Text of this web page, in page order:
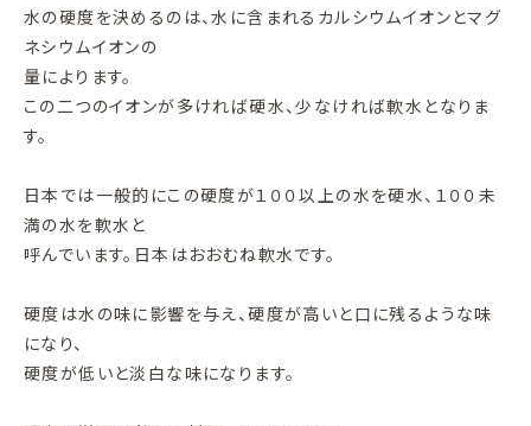
水の硬度を決めるのは、水に含まれるカルシウムイオンとマグ
ネシウムイオンの
量によります。
この二つのイオンが多ければ硬水、少なければ軟水となりま
す。
日本では一般的にこの硬度が１００以上の水を硬水、１００未
満の水を軟水と
呼んでいます。日本はおおむね軟水です。
硬度は水の味に影響を与え、硬度が高いと口に残るような味
になり、
硬度が低いと淡白な味になります。